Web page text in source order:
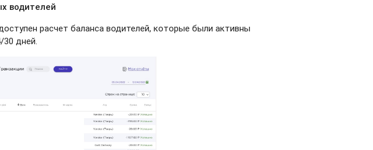
водителей
расчет баланса водителей, которые были активны
дней.